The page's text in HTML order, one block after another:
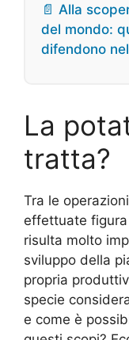
📄 Alla
del mondo:
difendono
La
tratta?
Tra le
effettuate
risulta molto
sviluppo della
propria
specie
e come è